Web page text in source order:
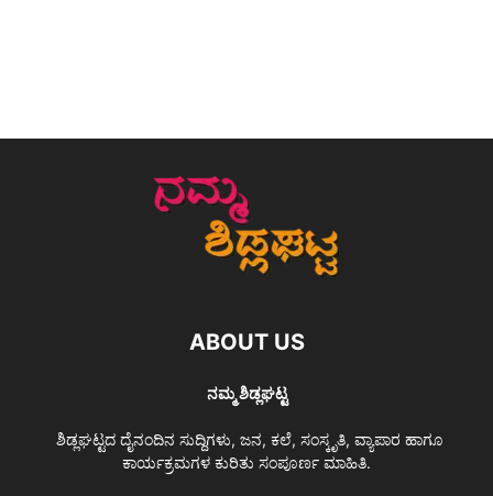
ABOUT US
ನಮ್ಮ ಶಿಡ್ಲಘಟ್ಟ
ಶಿಡ್ಲಘಟ್ಟದ ದೈನಂದಿನ ಸುದ್ದಿಗಳು, ಜನ, ಕಲೆ, ಸಂಸ್ಕೃತಿ, ವ್ಯಾಪಾರ ಹಾಗೂ
ಕಾರ್ಯಕ್ರಮಗಳ ಕುರಿತು ಸಂಪೂರ್ಣ ಮಾಹಿತಿ.